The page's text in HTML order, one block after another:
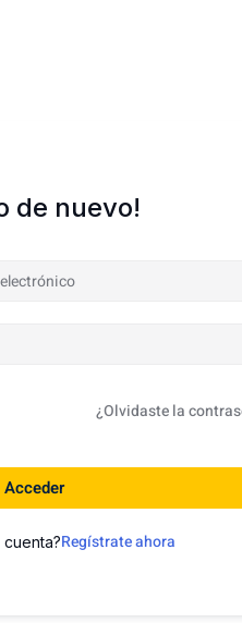
de nuevo!
¿Olvidaste la
Acceder
cuenta?Regístrate ahora